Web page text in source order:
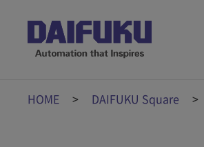
HOME DAIFUKU Square